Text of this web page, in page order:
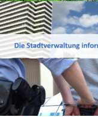
FB News
FB Kultur